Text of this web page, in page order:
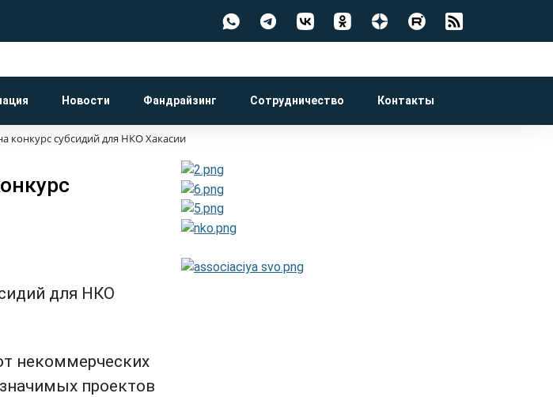
Новости Фандрайзинг Сотрудничество Контакты
конкурс субсидий для НКО Хакасии
некоммерческих
проектов